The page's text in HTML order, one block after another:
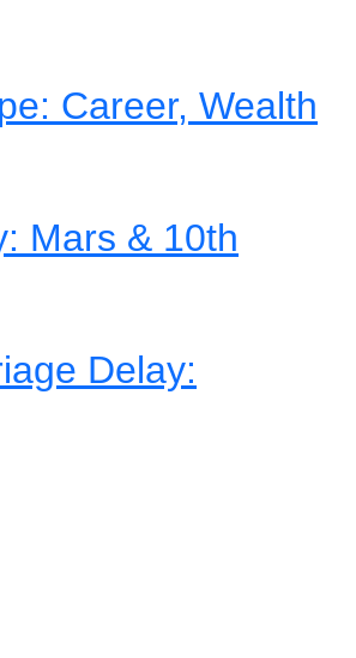
Career, Wealth
Mars & 10th
Delay: